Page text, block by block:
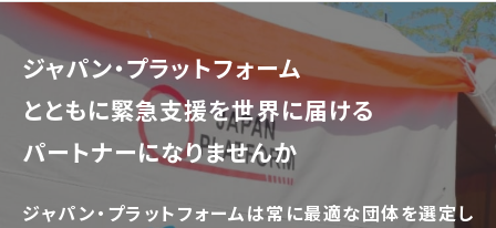
ジャパン・プラットフォーム
とともに緊急支援を世界に届ける
パートナーになりませんか
ジャパン・プラットフォームは常に最適な団体を選定し